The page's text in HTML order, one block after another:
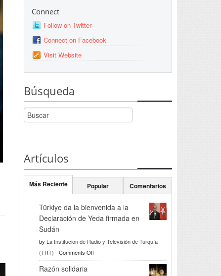
Connect
Follow on Twitter
Connect on Facebook
Visit Website
Búsqueda
Artículos
Más Reciente Popular Comentarios
Türkiye da la bienvenida a la
Declaración de Yeda firmada en
Sudán
by La Institución de Radio y Televisión de Turquía
(TRT) - Comments Offon
Türkiye
Razón solidaria